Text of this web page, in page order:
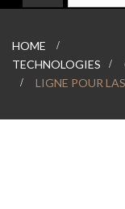
navigation
HOME
>
TECHNOLOGIES
>
>
LIGNE POUR